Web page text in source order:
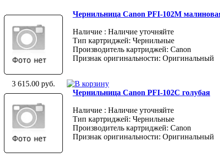
Чернильница Canon PFI-102M
Наличие : Наличие уточняйте
Тип картриджей: Чернильные
Производитель картриджей: Canon
Признак оригинальности: Оригинальный
3 615.00 руб.
Чернильница Canon PFI-102C голубая
Наличие : Наличие уточняйте
Тип картриджей: Чернильные
Производитель картриджей: Canon
Признак оригинальности: Оригинальный